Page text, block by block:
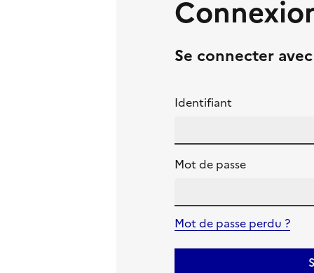
Se connecter
Identifiant
Mot de passe
Mot de passe perdu ?